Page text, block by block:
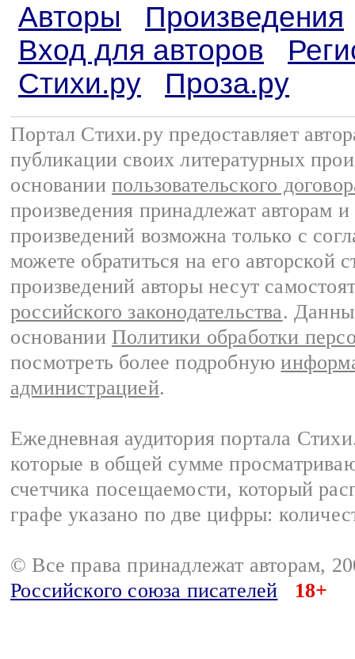
Авторы
Произведения
Вход для авторов
Стихи.ру
Проза.ру
Портал Стихи.ру предоставляет
публикации своих литературных
основании пользовательского
произведения принадлежат авторам
произведений возможна только с
можете обратиться на его авторской
произведений авторы несут
российского законодательства.
основании Политики обработки
посмотреть более подробную
администрацией.
Ежедневная аудитория портала
которые в общей сумме
счетчика посещаемости, который
графе указано по две цифры:
© Все права принадлежат авторам,
Российского союза писателей
18+